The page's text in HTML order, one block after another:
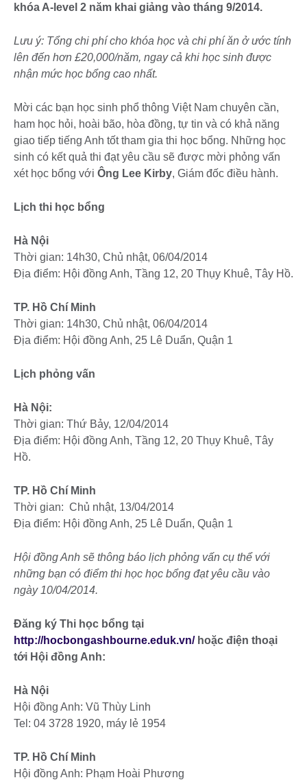
khóa A-level 2 năm khai giảng vào tháng 9/2014.
Lưu ý: Tổng chi phí cho khóa học và chi phí ăn ở ước tính
lên đến hơn £20,000/năm, ngay cả khi học sinh được
nhận mức học bổng cao nhất.
Mời các bạn học sinh phổ thông Việt Nam chuyên cần,
ham học hỏi, hoài bão, hòa đồng, tự tin và có khả năng
giao tiếp tiếng Anh tốt tham gia thi học bổng. Những học
sinh có kết quả thi đạt yêu cầu sẽ được mời phỏng vấn
xét học bổng với Ông Lee Kirby, Giám đốc điều hành.
Lịch thi học bổng
Hà Nội
Thời gian: 14h30, Chủ nhật, 06/04/2014
Địa điểm: Hội đồng Anh, Tầng 12, 20 Thụy Khuê, Tây Hồ.
TP. Hồ Chí Minh
Thời gian: 14h30, Chủ nhật, 06/04/2014
Địa điểm: Hội đồng Anh, 25 Lê Duẩn, Quận 1
Lịch phỏng vấn
Hà Nội:
Thời gian: Thứ Bảy, 12/04/2014
Địa điểm: Hội đồng Anh, Tầng 12, 20 Thụy Khuê, Tây
Hồ.
TP. Hồ Chí Minh
Thời gian: Chủ nhật, 13/04/2014
Địa điểm: Hội đồng Anh, 25 Lê Duẩn, Quận 1
Hội đồng Anh sẽ thông báo lịch phỏng vấn cụ thể với
những bạn có điểm thi học học bổng đạt yêu cầu vào
ngày 10/04/2014.
Đăng ký Thi học bổng tại
http://hocbongashbourne.eduk.vn/hoặc điện thoại
tới Hội đồng Anh:
Hà Nội
Hội đồng Anh: Vũ Thùy Linh
Tel: 04 3728 1920, máy lẻ 1954
TP. Hồ Chí Minh
Hội đồng Anh: Phạm Hoài Phương